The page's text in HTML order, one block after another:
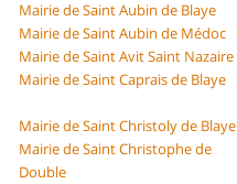
Mairie de Saint Aubin de Blaye
Mairie de Saint Aubin de Médoc
Mairie de Saint Avit Saint Nazaire
Mairie de Saint Caprais de Blaye
Mairie de Saint Christoly de Blaye
Mairie de Saint Christophe de
Double